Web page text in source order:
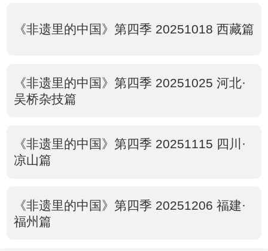
《非遗里的中国》第四季 20251018 西藏篇
《非遗里的中国》第四季 20251025 河北·
吴桥杂技篇
《非遗里的中国》第四季 20251115 四川·
凉山篇
《非遗里的中国》第四季 20251206 福建·
福州篇